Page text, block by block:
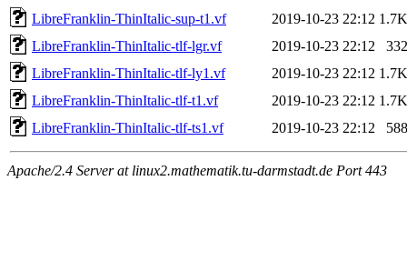
LibreFranklin-ThinItalic-sup-t1.vf
2019-10-23 22:12 1.7K
LibreFranklin-ThinItalic-tlf-lgr.vf
2019-10-23 22:12
332
LibreFranklin-ThinItalic-tlf-ly1.vf
2019-10-23 22:12 1.7K
LibreFranklin-ThinItalic-tlf-t1.vf
2019-10-23 22:12 1.7K
LibreFranklin-ThinItalic-tlf-ts1.vf
2019-10-23 22:12 588
Apache/2.4 Server at linux2.mathematik.tu-darmstadt.de Port 443